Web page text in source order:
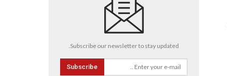
Subscribe our newsletter to stay updated.
Subscribe